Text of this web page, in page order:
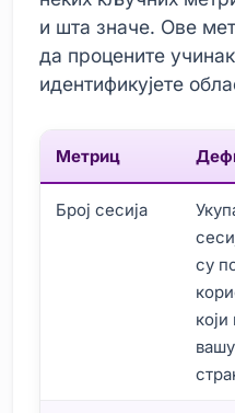
и шта значе. Ове
да процените
идентификујете
Метриц
Број сесија
су
који